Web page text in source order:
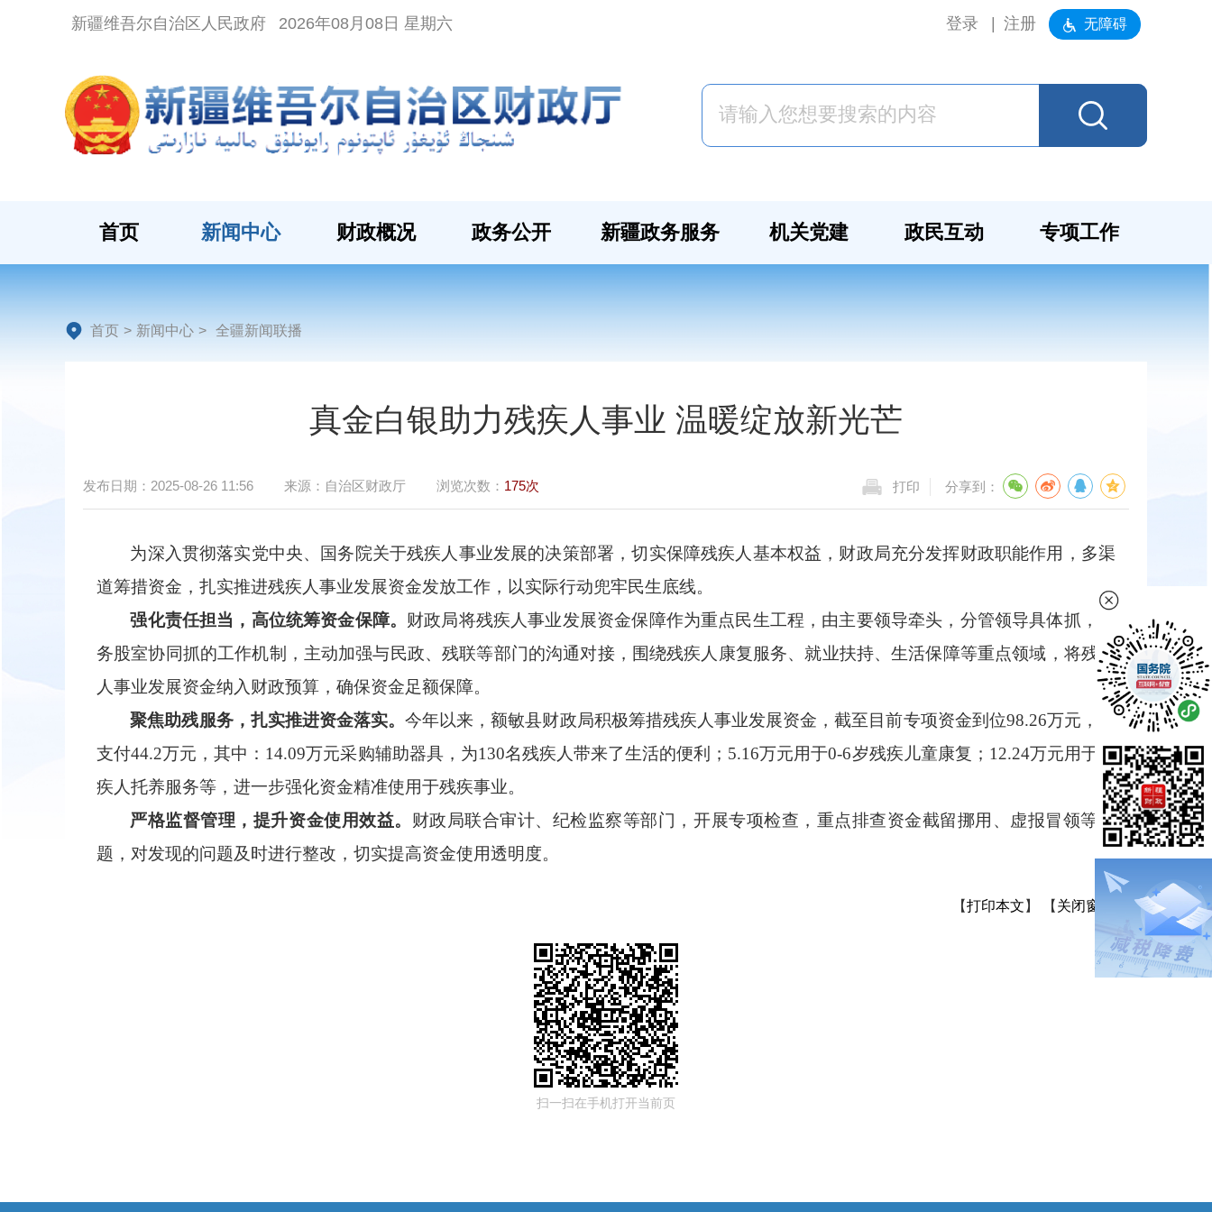
新疆维吾尔自治区人民政府 2026年08月08日 星期六 登录 注册 无障碍
首页 新闻中心 财政概况 政务公开 新疆政务服务 机关党建 政民互动 专项工作
首页 > 新闻中心 > 全疆新闻联播
真金白银助力残疾人事业 温暖绽放新光芒
发布日期： 2025-08-26 11:56 来源： 自治区财政厅 浏览次数： 175次 打印 分享到：
为深入贯彻落实党中央、国务院关于残疾人事业发展的决策部署，切实保障残疾人基本权益，财政局充分发挥财政职能作用，多渠
道筹措资金，扎实推进残疾人事业发展资金发放工作，以实际行动兜牢民生底线。
强化责任担当，高位统筹资金保障。 财政局将残疾人事业发展资金保障作为重点民生工程，由主要领导牵头，分管领导具体抓，业
务股室协同抓的工作机制，主动加强与民政、残联等部门的沟通对接，围绕残疾人康复服务、就业扶持、生活保障等重点领域，将残疾
人事业发展资金纳入财政预算，确保资金足额保障。
聚焦助残服务，扎实推进资金落实。今年以来，额敏县财政局积极筹措残疾人事业发展资金，截至目前专项资金到位98.26万元，已
支付44.2万元，其中：14.09万元采购辅助器具，为130名残疾人带来了生活的便利；5.16万元用于0-6岁残疾儿童康复；12.24万元用于残
疾人托养服务等，进一步强化资金精准使用于残疾事业。
严格监督管理，提升资金使用效益。 财政局联合审计、纪检监察等部门，开展专项检查，重点排查资金截留挪用 、虚报冒领等问
题，对发现的问题及时进行整改，切实提高资金使用透明度。
【打印本文 】 【 关闭窗口
扫一扫在手机打开当前页